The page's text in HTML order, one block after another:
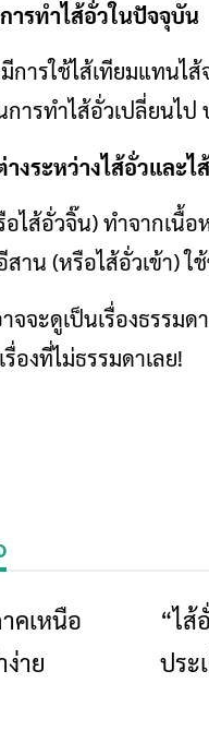
รทำไส้อั่วในปัจจุบัน
ารใช้ไส้เทียมแทนไส้
การทำไส้อั่วเปลี่ยนไ
งระหว่างไส้อั่วและไ
อไส้อั่วจิ๊น) ทำจากเนื้อ
าน (หรือไส้อั่วเข้า) ใ
าจจะดูเป็นเรื่องธรรม
องที่ไม่ธรรมดาเลย!
คเหนือ
าย
“ไส้
ประ